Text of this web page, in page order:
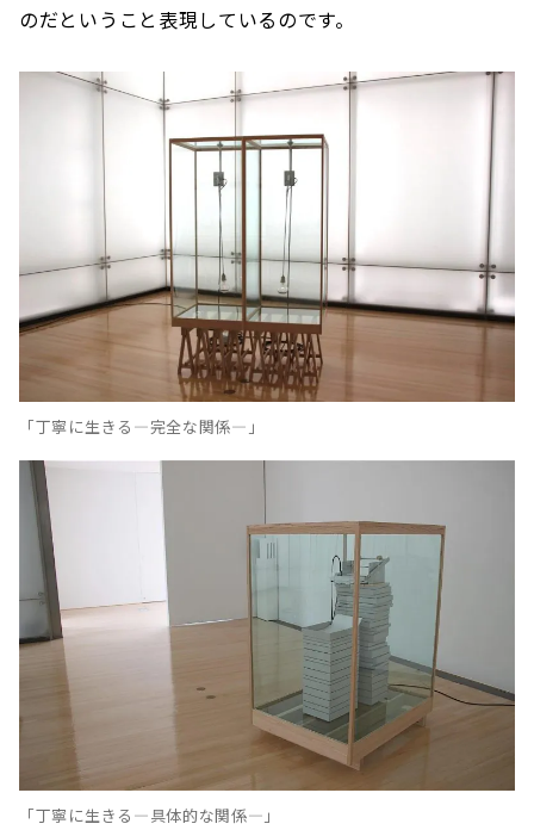
のだということ表現しているのです。
「丁寧に生きる—完全な関係—」
「丁寧に生きる—具体的な関係—」